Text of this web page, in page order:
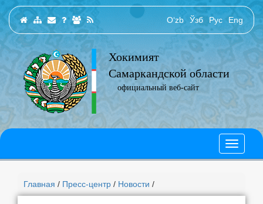
O‘zb Ўзб Рус Eng
Хокимият
Самаркандской области
официальный веб-сайт
Главная / Пресс-центр / Новости /